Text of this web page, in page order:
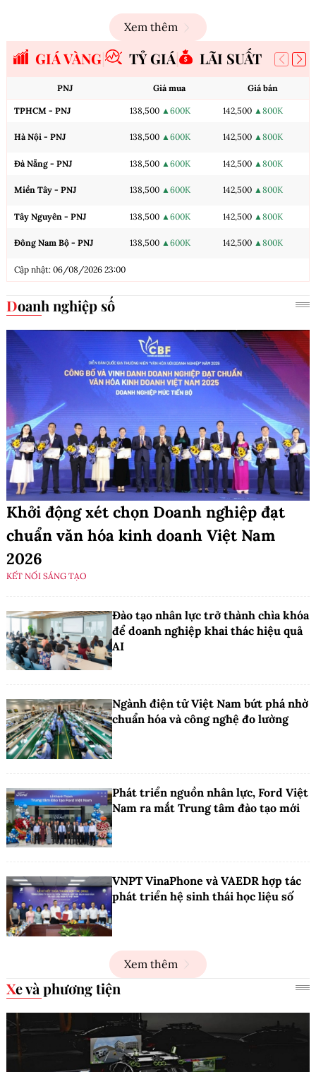
Xem thêm
GIÁ VÀNG TỶ GIÁ LÃI SUẤT
PNJ Giá mua Giá bán
TPHCM - PNJ 138,500 ▲600K 142,500 ▲800K
Hà Nội - PNJ 138,500 ▲600K 142,500 ▲800K
Đà Nẵng - PNJ 138,500 ▲600K 142,500 ▲800K
Miền Tây - PNJ 138,500 ▲600K 142,500 ▲800K
Tây Nguyên - PNJ 138,500 ▲600K 142,500 ▲800K
Đông Nam Bộ - PNJ 138,500 ▲600K 142,500 ▲800K
Cập nhật: 06/08/2026 23:00
Doanh nghiệp số
Khởi động xét chọn Doanh nghiệp đạt
chuẩn văn hóa kinh doanh Việt Nam
2026
KẾT NỐI SÁNG TẠO
Đào tạo nhân lực trở thành chìa khóa
để doanh nghiệp khai thác hiệu quả
AI
Ngành điện tử Việt Nam bứt phá nhờ
chuẩn hóa và công nghệ đo lường
Phát triển nguồn nhân lực, Ford Việt
Nam ra mắt Trung tâm đào tạo mới
VNPT VinaPhone và VAEDR hợp tác
phát triển hệ sinh thái học liệu số
Xem thêm
Xe và phương tiện